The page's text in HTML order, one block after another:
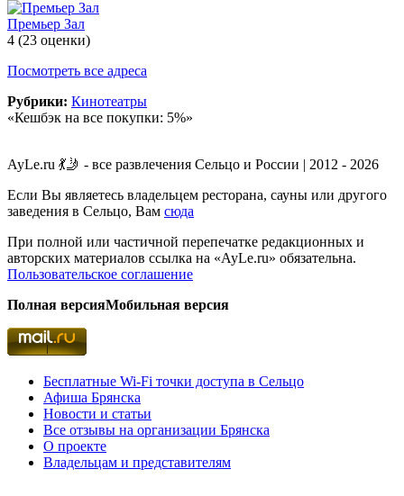
Премьер Зал
4 (23 оценки)
Посмотреть все адреса
Рубрики: Кинотеатры
«Кешбэк на все покупки: 5%»
AyLe.ru 💃🤳 - все развлечения Сельцо и России | 2012 - 2026
Если Вы являетесь владельцем ресторана, сауны или другого
заведения в Сельцо, Вам сюда
При полной или частичной перепечатке редакционных и
авторских материалов ссылка на «AyLe.ru» обязательна.
Пользовательское соглашение
Полная версияМобильная версия
Бесплатные Wi-Fi точки доступа в Сельцо
Афиша Брянска
Новости и статьи
Все отзывы на организации Брянска
О проекте
Владельцам и представителям